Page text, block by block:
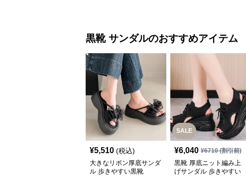
黒靴 サンダルのおすすめアイテム
¥5,510 (税込)
大きなリボン厚底サンダ
ル 歩きやすい黒靴
SALE
¥6,040 ¥6710(割引前)
黒靴 厚底ニット編み上
げサンダル 歩きやすい